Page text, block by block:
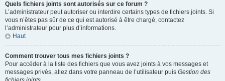
Quels fichiers joints sont autorisés sur ce forum ?
L’administrateur peut autoriser ou interdire certains types de fichiers joints. Si
vous n’êtes pas sûr de ce qui est autorisé à être chargé, contactez
l’administrateur pour plus d’informations.
Haut
Comment trouver tous mes fichiers joints ?
Pour accéder à la liste des fichiers que vous avez joints à vos messages et
messages privés, allez dans votre panneau de l’utilisateur puis Gestion des